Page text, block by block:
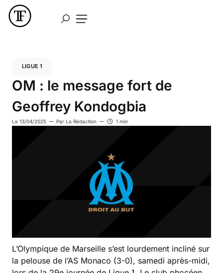
LIGUE 1
OM : le message fort de
Geoffrey Kondogbia
Le 13/04/2025 Par La Rédaction 1 min
L’Olympique de Marseille s’est lourdement incliné sur
la pelouse de l’AS Monaco (3-0), samedi après-midi,